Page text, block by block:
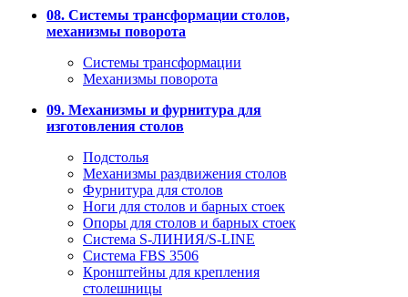
08. Системы трансформации столов,
механизмы поворота
Системы трансформации
Механизмы поворота
09. Механизмы и фурнитура для
изготовления столов
Подстолья
Механизмы раздвижения столов
Фурнитура для столов
Ноги для столов и барных стоек
Опоры для столов и барных стоек
Система S-ЛИНИЯ/S-LINE
Система FBS 3506
Кронштейны для крепления
столешницы